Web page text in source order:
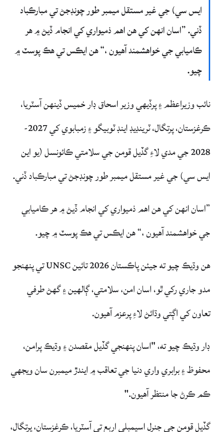
ايس سي) جي غير مستقل ميمبر طور چونڊجڻ تي مبارڪباد
ڏني. ”اسان انهن کي هن اهم ذميواري کي انجام ڏيڻ ۾ هر
ڪاميابي جي خواهشمند آهيون ،“ هن ايڪس تي هڪ پوسٽ ۾
چيو.
نائب وزيراعظم ۽ پرڏيهي وزير اسحاق ڊار خميس ڏينهن آسٽريا،
ڪرغزستان، پرتگال، ٽرينڊيڊ اينڊ ٽوبيگو ۽ زمبابوي کي 2027-
2028 جي مدي لاءِ گڏيل قومن جي سلامتي ڪائونسل (يو اين
ايس سي) جي غير مستقل ميمبر طور چونڊجڻ تي مبارڪباد ڏني.
”اسان انهن کي هن اهم ذميواري کي انجام ڏيڻ ۾ هر ڪاميابي
جي خواهشمند آهيون ،“ هن ايڪس تي هڪ پوسٽ ۾ چيو.
هن وڌيڪ چيو ته جيئن پاڪستان 2026 تائين UNSC تي پنهنجو
مدو جاري رکي ٿو، اسان امن، سلامتي، ڳالهين ۽ گهڻ طرفي
تعاون کي اڳتي وڌائڻ لاءِ پرعزم آهيون.
ڊار وڌيڪ چيو ته، "اسان پنهنجي گڏيل مقصدن ۽ وڌيڪ پرامن،
محفوظ ۽ برابري واري دنيا جي تعاقب ۾ ايندڙ ميمبرن سان ويجهي
ڪم ڪرڻ جا منتظر آهيون."
گڏيل قومن جي جنرل اسيمبلي اربع تي آسٽريا، ڪرغزستان، پرتگال،